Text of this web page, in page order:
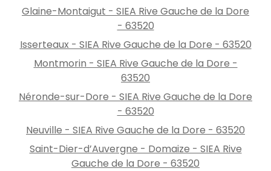
Glaine-Montaigut - SIEA Rive Gauche de la Dore
- 63520
Isserteaux - SIEA Rive Gauche de la Dore - 63520
Montmorin - SIEA Rive Gauche de la Dore -
63520
Néronde-sur-Dore - SIEA Rive Gauche de la Dore
- 63520
Neuville - SIEA Rive Gauche de la Dore - 63520
Saint-Dier-d’Auvergne - Domaize - SIEA Rive
Gauche de la Dore - 63520